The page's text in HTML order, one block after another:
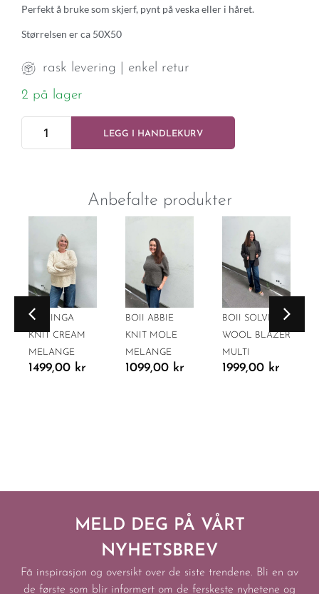
Perfekt å bruke som skjerf, pynt på veska eller i håret.
Størrelsen er ca 50X50
rask levering | enkel retur
2 på lager
LEGG I HANDLEKURV
Anbefalte produkter
BOII INGA
KNIT CREAM
MELANGE
1499,00 kr
BOII ABBIE
KNIT MOLE
MELANGE
1099,00 kr
BOII SOLVEJ
WOOL BLAZER
MULTI
1999,00 kr
MELD DEG PÅ VÅRT
NYHETSBREV
Få inspirasjon og oversikt over de siste trendene. Bli en av
de første som blir informert om de ferskeste nyhetene og